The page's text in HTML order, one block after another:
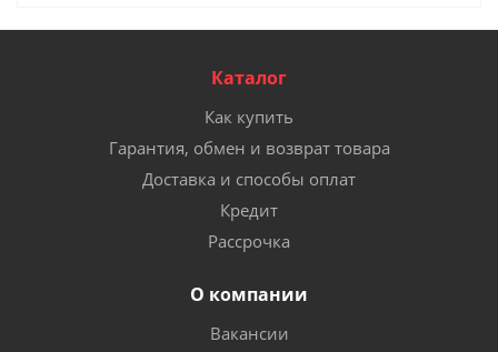
Каталог
Как купить
Гарантия, обмен и возврат товара
Доставка и способы оплат
Кредит
Рассрочка
О компании
Вакансии